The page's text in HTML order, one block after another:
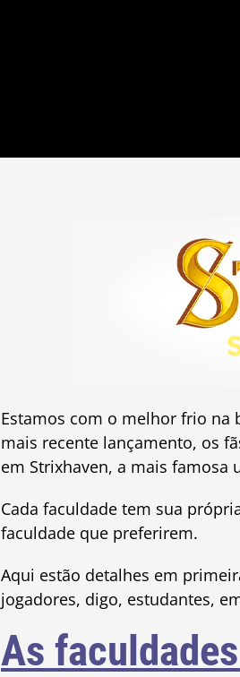
Estamos com o melhor frio na
mais recente lançamento, os
em Strixhaven, a mais famosa
Cada faculdade tem sua
faculdade que preferirem.
Aqui estão detalhes em
jogadores, digo, estudantes,
As